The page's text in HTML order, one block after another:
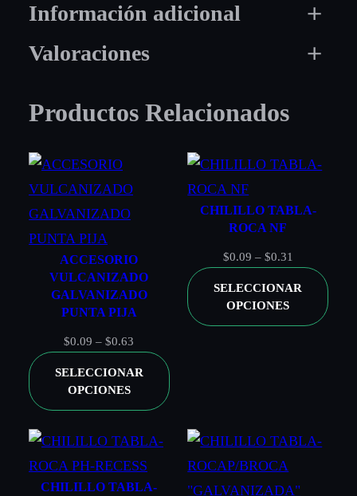
Información adicional
Si, No
Valoraciones
0 valoraciones en TUERCA
HEXAGONAL
ARTILLERIA UNC
GALVANIZADA
SÉ EL PRIMERO EN VALORAR
“TUERCA HEXAGONAL
ARTILLERIA UNC GALVANIZADA”
Tu dirección de correo electrónico no será
publicada. Los campos obligatorios están marcados
con
TU PUNTUACIÓN
TU VALORACIÓN*
Productos Relacionados
ACCESORIO
VULCANIZADO
GALVANIZADO
PUNTA PIJA
$0.09 – $0.63
desde
hasta
$0.63
SELECCIONAR
OPCIONES
CHILILLO TABLA-
ROCA NF
$0.09 – $0.31
desde
SELECCIONAR
OPCIONES
CHILILLO TABLA-